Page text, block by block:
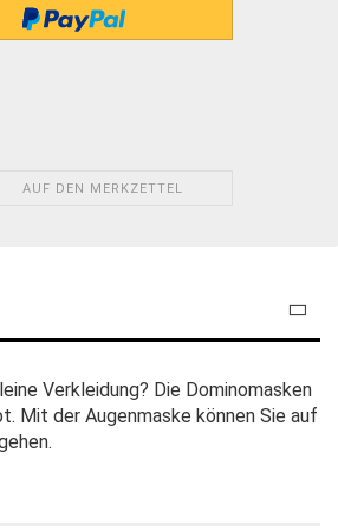
AUF DEN MERKZETTEL
Verkleidung? Die Dominomasken
Mit der Augenmaske können Sie auf